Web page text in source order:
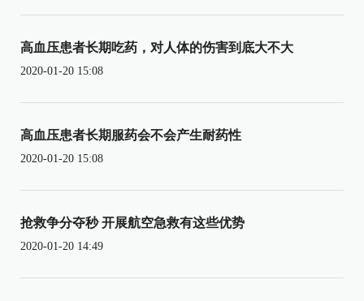
高血压患者长期吃药，对人体的伤害到底大不大
2020-01-20 15:08
高血压患者长期服药会不会产生耐药性
2020-01-20 15:08
抢救争分夺秒 开展航空急救有这些优势
2020-01-20 14:49